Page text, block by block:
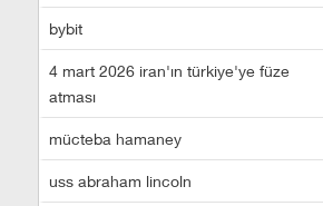
bybit
4 mart 2026 iran'ın türkiye'ye füze
atması
mücteba hamaney
uss abraham lincoln